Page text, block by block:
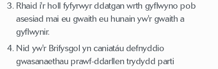
Rhaid i'r holl fyfyrwyr ddatgan wrth gyflwyno pob
asesiad mai eu gwaith eu hunain yw'r gwaith a
gyflwynir.
Nid yw'r Brifysgol yn caniatáu defnyddio
gwasanaethau prawf-ddarllen trydydd parti